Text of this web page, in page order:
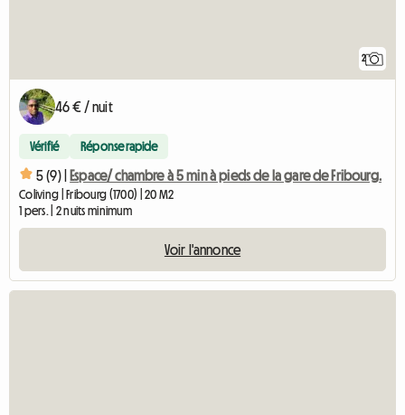
2
46 € / nuit
Vérifié Réponse rapide
5 (9) | Espace/ chambre à 5 min à pieds de la gare de Fribourg.
Coliving | Fribourg (1700) | 20 M2
1 pers. | 2 nuits minimum
Voir l'annonce